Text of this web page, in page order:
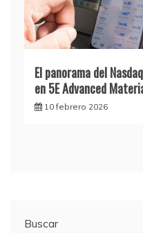
El panorama del
en 5E Advanced
10 febrero 2026
Buscar